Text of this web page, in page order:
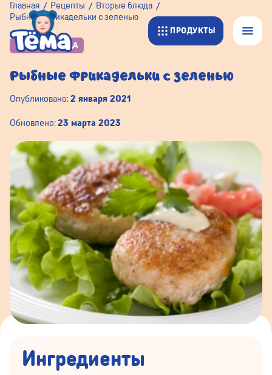
ПРОДУКТЫ
Главная Рецепты
Вторые блюда
Рыбные фрикадельки с зеленью
ВТОРЫЕ БЛЮДА
Рыбные фрикадельки с зеленью
Опубликовано:2 января 2021
Обновлено:23 марта 2023
Ингредиенты